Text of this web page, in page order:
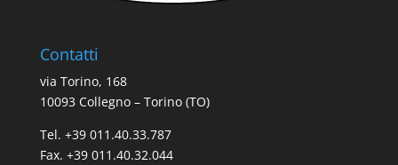
Contatti
via Torino, 168
10093 Collegno – Torino (TO)
Tel. +39 011.40.33.787
Fax. +39 011.40.32.044